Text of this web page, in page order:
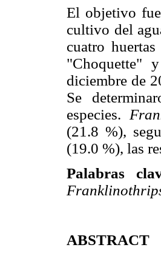
El objetivo fue
cultivo del
cuatro
"Choquette"
diciembre de
Se
especies.
(21.8 %),
(19.0 %), las
Palabras
ABSTRACT